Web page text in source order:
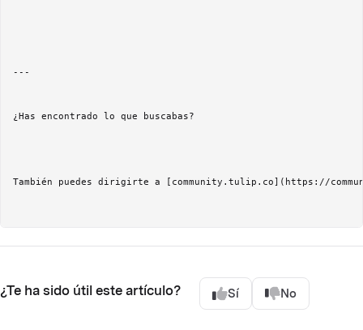
¿Te ha sido útil este artículo? Sí No